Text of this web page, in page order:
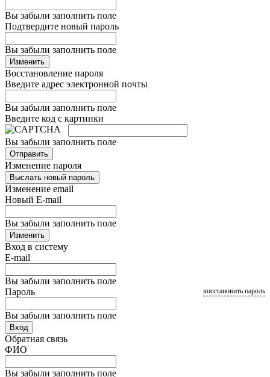
Вы забыли заполнить поле
Подтвердите новый пароль
Вы забыли заполнить поле
Изменить
Восстановление пароля
Введите адрес электронной почты
Вы забыли заполнить поле
Введите код с картинки
Вы забыли заполнить поле
Отправить
Изменение пароля
Выслать новый пароль
Изменение email
Новый E-mail
Вы забыли заполнить поле
Изменить
Вход в систему
E-mail
Вы забыли заполнить поле
Пароль
Вы забыли заполнить поле
восстановить пароль
Вход
Обратная связь
ФИО
Вы забыли заполнить поле